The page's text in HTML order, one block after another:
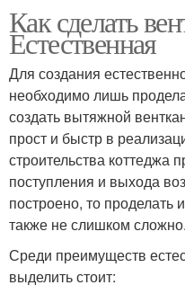
Как сделать
Естественная
Для создания
необходимо лишь
создать вытяжной
прост и быстр в
строительства коттеджа
поступления и выхода
построено, то проделать
также не слишком сложно.
Среди преимуществ
выделить стоит: